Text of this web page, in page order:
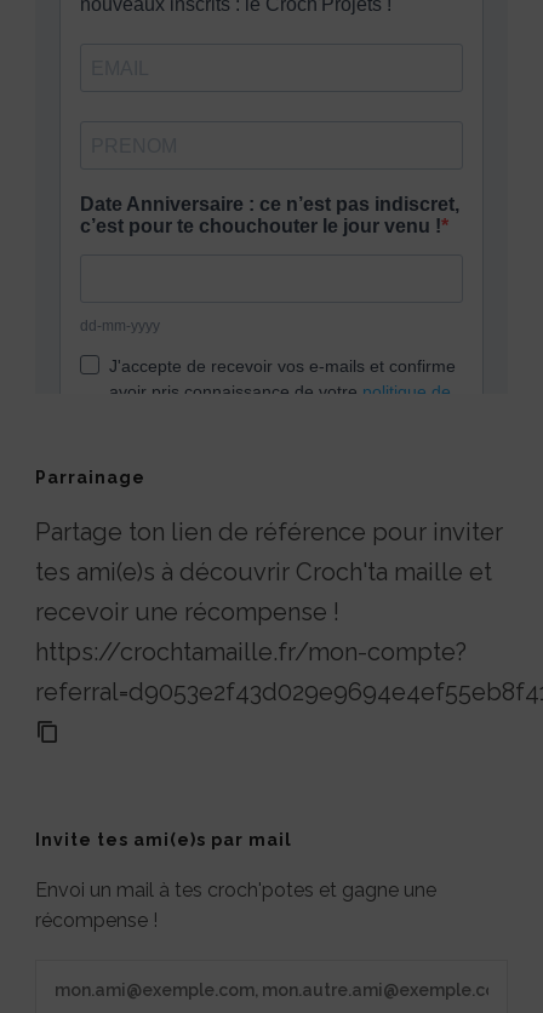
Parrainage
Partage ton lien de référence pour inviter
tes ami(e)s à découvrir Croch'ta maille et
recevoir une récompense !
https://crochtamaille.fr/mon-compte?
Invite tes ami(e)s par mail
Envoi un mail à tes croch'potes et gagne une
récompense !